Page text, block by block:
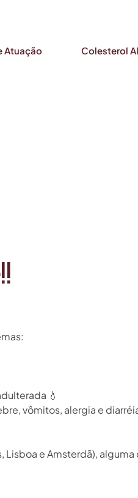
Atuação Colesterol
💧
vômitos, alergia e
e Amsterdã),